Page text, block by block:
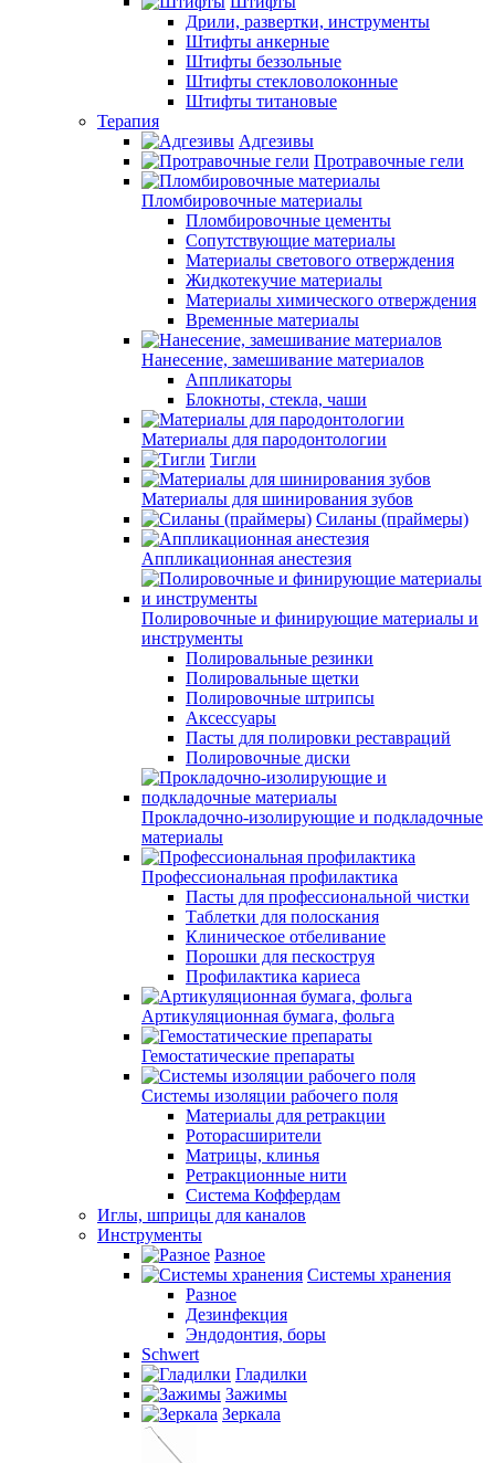
Дрили, развертки, инструменты
Штифты анкерные
Штифты беззольные
Штифты стекловолоконные
Штифты титановые
Терапия
Адгезивы
Протравочные гели
Пломбировочные материалы
Пломбировочные цементы
Сопутствующие материалы
Материалы светового отверждения
Жидкотекучие материалы
Материалы химического отверждения
Временные материалы
Нанесение, замешивание материалов
Аппликаторы
Блокноты, стекла, чаши
Материалы для пародонтологии
Тигли
Материалы для шинирования зубов
Силаны (праймеры)
Аппликационная анестезия
Полировочные и финирующие материалы и
инструменты
Полировальные резинки
Полировальные щетки
Полировочные штрипсы
Аксессуары
Пасты для полировки реставраций
Полировочные диски
Прокладочно-изолирующие и подкладочные
материалы
Профессиональная профилактика
Пасты для профессиональной чистки
Таблетки для полоскания
Клиническое отбеливание
Порошки для пескоструя
Профилактика кариеса
Артикуляционная бумага, фольга
Гемостатические препараты
Системы изоляции рабочего поля
Материалы для ретракции
Роторасширители
Матрицы, клинья
Ретракционные нити
Система Коффердам
Иглы, шприцы для каналов
Инструменты
Разное
Системы хранения
Разное
Дезинфекция
Эндодонтия, боры
Schwert
Гладилки
Зажимы
Зеркала